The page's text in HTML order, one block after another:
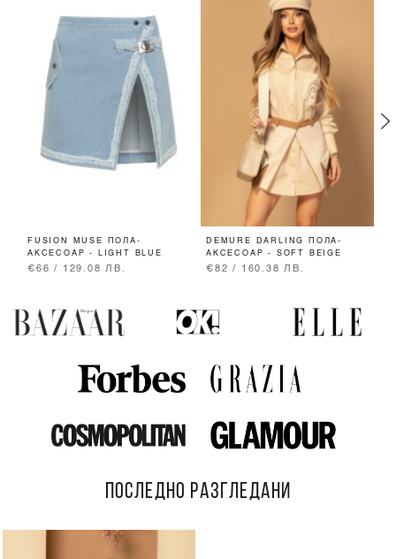
FUSION MUSE ПОЛА-
АКСЕСОАР - LIGHT BLUE
€66 / 129.08 ЛВ.
DEMURE DARLING ПОЛА-
АКСЕСОАР - SOFT BEIGE
€82 / 160.38 ЛВ.
ПОСЛЕДНО РАЗГЛЕДАНИ